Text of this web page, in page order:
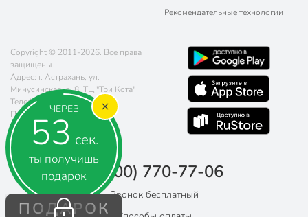
ЧЕРЕЗ
52 сек.
ты получишь
подарок
ПОДАРОК
Рекомендательные технологии
Copyright © 2011-2026. Все права
защищены.
Адрес: г. Астрахань, ул.
Минусинская, д. 8, ТЦ "Три Кота"
Телефон:
8 (800) 770-77-06
Почта:
sales@poryadok.ru
8 (800) 770-77-06
Звонок бесплатный